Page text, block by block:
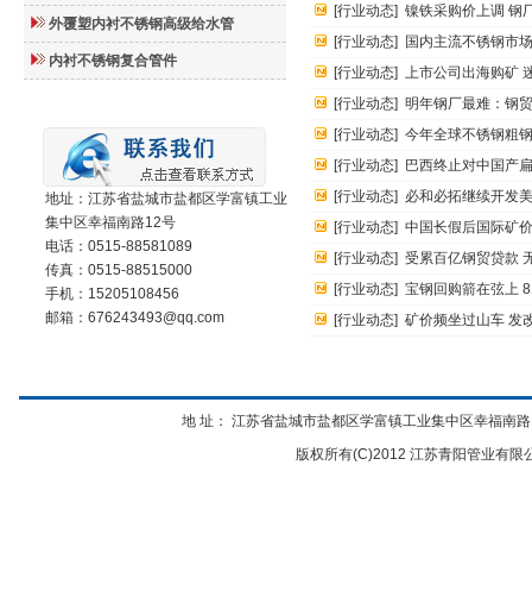
外覆塑内衬不锈钢高级给水管
内衬不锈钢复合管件
地址：江苏省盐城市盐都区学富镇工业
集中区幸福南路12号
电话：0515-88581089
传真：0515-88515000
手机：15205108456
邮箱：676243493@qq.com
[行业动态] 镍铁采购价上调 钢
[行业动态]
国内主流不锈钢市
[行业动态] 上市公司出海购矿
[行业动态] 明年钢厂最难：钢
[行业动态] 今年全球不锈钢粗
[行业动态]
巴西终止对中国产
[行业动态] 必和必拓继续开发
[行业动态] 中国长假后国际矿
[行业动态] 受累百亿钢贸贷款
[行业动态] 宝钢回购箭在弦上
[行业动态] 矿价频坐过山车 发
地 址： 江苏省盐城市盐都区学富镇工业集中区幸福
版权所有(C)2012 江苏青阳管业有